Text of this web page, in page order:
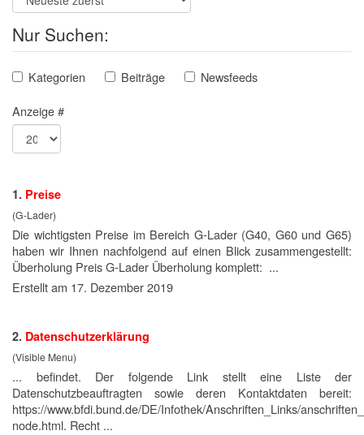
Nur Suchen:
Kategorien Beiträge
Newsfeeds
Anzeige #
1. Preise
(G-Lader)
Die wichtigsten Preise im Bereich G-Lader (G40, G60 und G65)
haben wir Ihnen nachfolgend auf einen Blick zusammengestellt:
Überholung Preis G-Lader Überholung komplett: ...
Erstellt am 17. Dezember 2019
2. Datenschutzerklärung
(Visible Menu)
... befindet. Der folgende Link stellt eine Listeder
Datenschutzbeauftragten sowie deren Kontaktdaten bereit:
https://www.bfdi.bund.de/DE/Infothek/Anschriften_Links/
node.html. Recht ...